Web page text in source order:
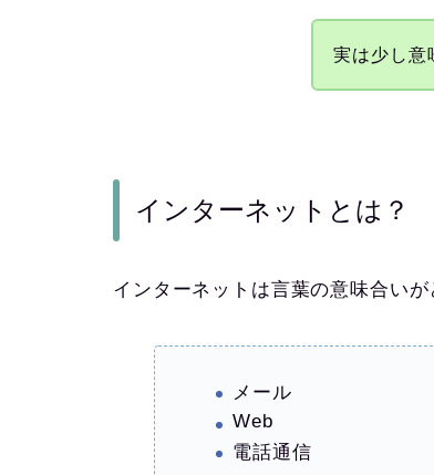
実は少し意
インターネットとは？
インターネットは言葉の意味合い
メール
Web
電話通信